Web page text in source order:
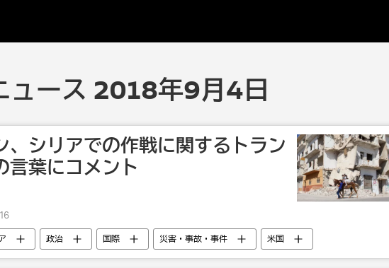
ュース 2018年9月4日
、シリアでの作戦に関するトラン
言葉にコメント
政治 国際 災害・事故・事件
米国
ルド・トランプ 軍事